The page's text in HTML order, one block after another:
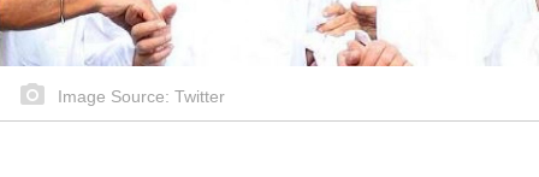
Image Source: Twitter